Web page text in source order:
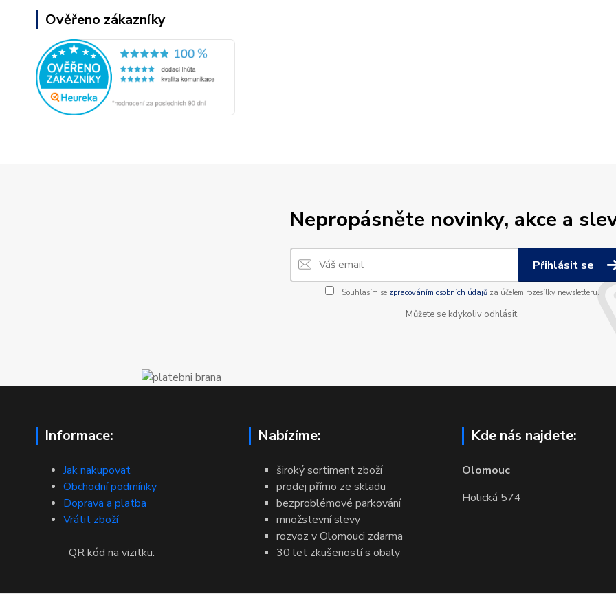
Ověřeno zákazníky
Nepropásněte novinky, akce a
Přihlásit se
Souhlasím se zpracováním osobních údajůza účelem rozesílky newsletteru.
Můžete se kdykoliv odhlásit.
Informace:
Jak nakupovat
Obchodní podmínky
Doprava a platba
Vrátit zboží
QR kód na vizitku:
Nabízíme:
široký sortiment zboží
prodej přímo ze skladu
bezproblémové parkování
množstevní slevy
rozvoz v Olomouci zdarma
30 let zkušeností s obaly
Kde nás najdete:
Olomouc
Holická 574